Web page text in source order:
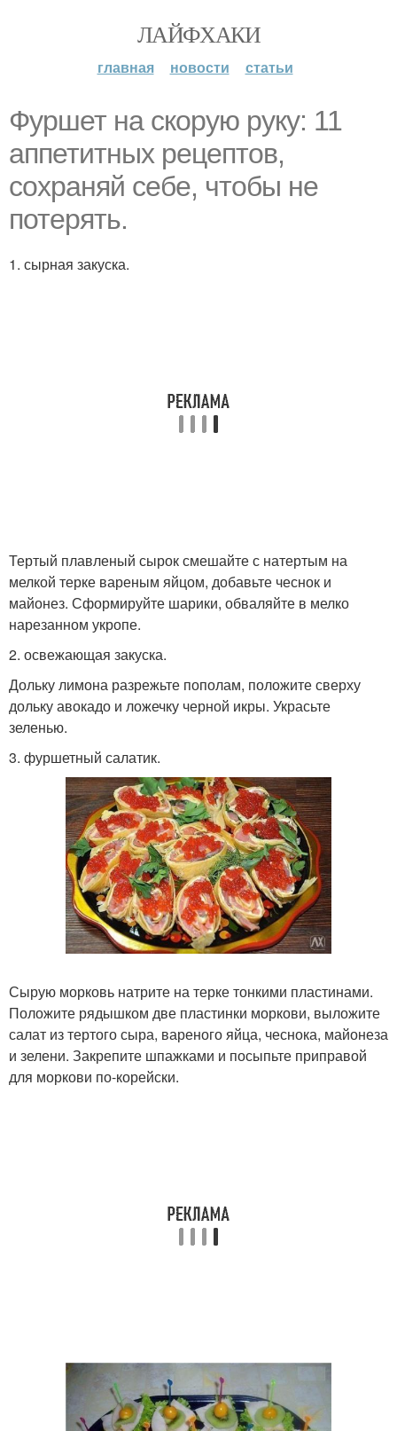
ЛАЙФХАКИ
главная новости статьи
Фуршет на скорую руку: 11
аппетитных рецептов,
сохраняй себе, чтобы не
потерять.
1. сырная закуска.
Тертый плавленый сырок смешайте с натертым на
мелкой терке вареным яйцом, добавьте чеснок и
майонез. Сформируйте шарики, обваляйте в мелко
нарезанном укропе.
2. освежающая закуска.
Дольку лимона разрежьте пополам, положите сверху
дольку авокадо и ложечку черной икры. Украсьте
зеленью.
3. фуршетный салатик.
Сырую морковь натрите на терке тонкими пластинами.
Положите рядышком две пластинки моркови, выложите
салат из тертого сыра, вареного яйца, чеснока, майонеза
и зелени. Закрепите шпажками и посыпьте приправой
для моркови по-корейски.